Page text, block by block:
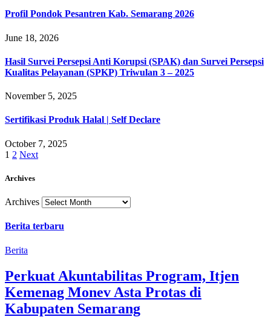
Profil Pondok Pesantren Kab. Semarang 2026
June 18, 2026
Hasil Survei Persepsi Anti Korupsi (SPAK) dan Survei Persepsi
Kualitas Pelayanan (SPKP) Triwulan 3 – 2025
November 5, 2025
Sertifikasi Produk Halal | Self Declare
October 7, 2025
1 2 Next
Archives
Archives
Berita terbaru
Berita
Perkuat Akuntabilitas Program, Itjen
Kemenag Monev Asta Protas di
Kabupaten Semarang